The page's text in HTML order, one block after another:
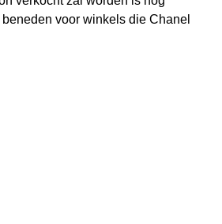
voor winkels die Chanel